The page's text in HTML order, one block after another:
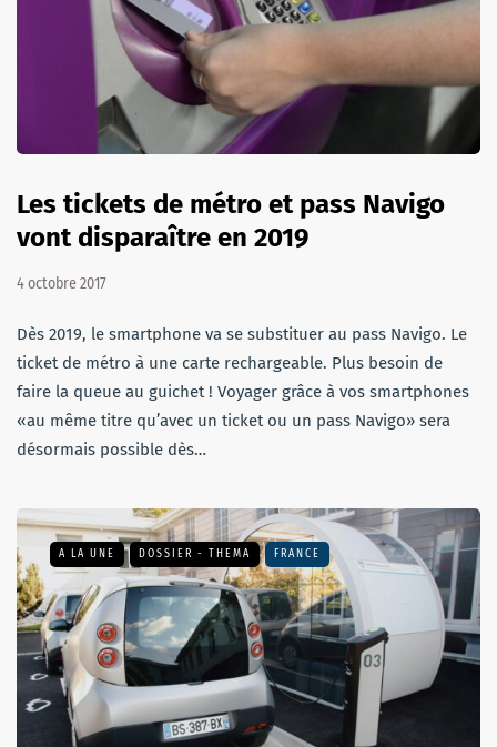
Les tickets de métro et pass Navigo
vont disparaître en 2019
4 octobre 2017
Dès 2019, le smartphone va se substituer au pass Navigo. Le
ticket de métro à une carte rechargeable. Plus besoin de
faire la queue au guichet ! Voyager grâce à vos smartphones
«au même titre qu’avec un ticket ou un pass Navigo» sera
désormais possible dès…
A LA UNE DOSSIER - THEMA FRANCE